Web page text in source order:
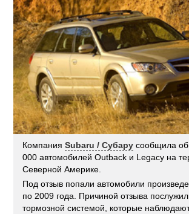
КомпанияSubaru / Субару сообщила
000 автомобилей Outback и Legacy на
Северной Америке.
Под отзыв попали автомобили
по 2009 года. Причиной отзыва
тормозной системой, которые